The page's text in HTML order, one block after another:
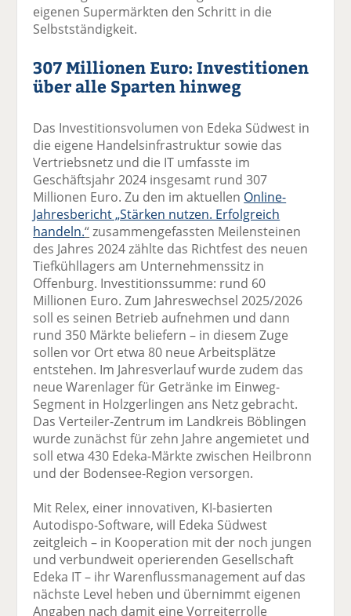
eigenen Supermärkten den Schritt in die
Selbstständigkeit.
307 Millionen Euro: Investitionen
über alle Sparten hinweg
Das Investitionsvolumen von Edeka Südwest in
die eigene Handelsinfrastruktur sowie das
Vertriebsnetz und die IT umfasste im
Geschäftsjahr 2024 insgesamt rund 307
Millionen Euro. Zu den im aktuellen Online-
Jahresbericht „Stärken nutzen. Erfolgreich
handeln.“zusammengefassten Meilensteinen
des Jahres 2024 zählte das Richtfest des neuen
Tiefkühllagers am Unternehmenssitz in
Offenburg. Investitionssumme: rund 60
Millionen Euro. Zum Jahreswechsel 2025/2026
soll es seinen Betrieb aufnehmen und dann
rund 350 Märkte beliefern – in diesem Zuge
sollen vor Ort etwa 80 neue Arbeitsplätze
entstehen. Im Jahresverlauf wurde zudem das
neue Warenlager für Getränke im Einweg-
Segment in Holzgerlingen ans Netz gebracht.
Das Verteiler-Zentrum im Landkreis Böblingen
wurde zunächst für zehn Jahre angemietet und
soll etwa 430 Edeka-Märkte zwischen Heilbronn
und der Bodensee-Region versorgen.
Mit Relex, einer innovativen, KI-basierten
Autodispo-Software, will Edeka Südwest
zeitgleich – in Kooperation mit der noch jungen
und verbundweit operierenden Gesellschaft
Edeka IT – ihr Warenflussmanagement auf das
nächste Level heben und übernimmt eigenen
Angaben nach damit eine Vorreiterrolle